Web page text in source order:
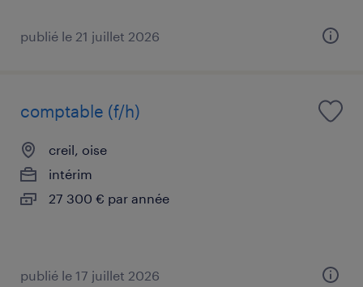
publié le 21 juillet 2026
comptable (f/h)
creil, oise
intérim
27 300 € par année
publié le 17 juillet 2026